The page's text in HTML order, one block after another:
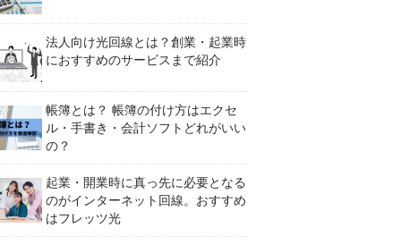
法人向け光回線とは？創業・起業時
におすすめのサービスまで紹介
帳簿とは？ 帳簿の付け方はエクセ
ル・手書き・会計ソフトどれがいい
の？
起業・開業時に真っ先に必要となる
のがインターネット回線。おすすめ
はフレッツ光